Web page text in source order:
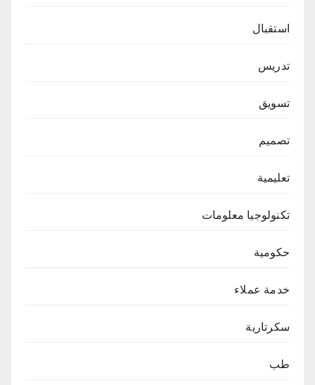
استقبال
تدريس
تسويق
تصميم
تعليمية
تكنولوجيا معلومات
حكومية
خدمة عملاء
سكرتارية
طب